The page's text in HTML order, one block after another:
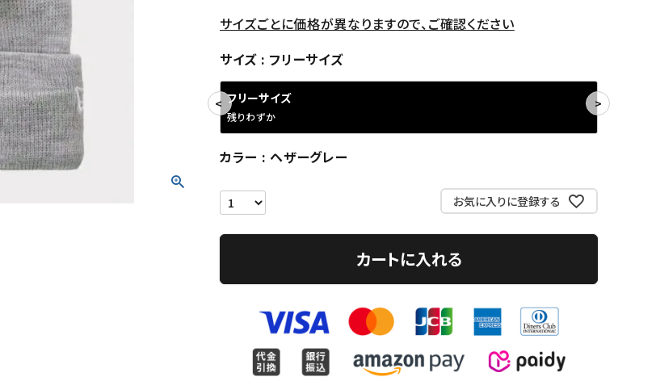
サイズごとに価格が異なりますので、ご確認ください
サイズ
フリーサイズ
フリーサイズ
残りわずか
カラー ヘザーグレー
お気に入りに登録する
カートに入れる